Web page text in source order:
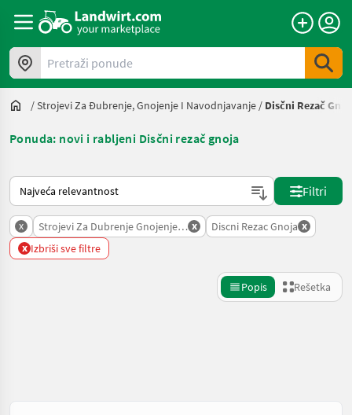
Pretraži ponude
/Strojevi Za Đubrenje, Gnojenje I Navodnjavanje / Disčni Rezač
Ponuda: novi i rabljeni Disčni rezač gnoja
Tako se sortira na Landwirt.com
Filtri
x Strojevi Za Dubrenje Gnojenje I Navodnjavanje
x Discni Rezac Gnoja x
x Izbriši sve filtre
Popis Rešetka